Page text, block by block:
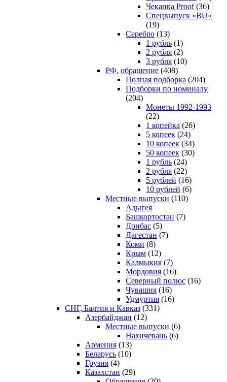
Чеканка Proof(36)
Спецвыпуск «BU»
(19)
Серебро (13)
1 рубль (1)
2 рубля (2)
3 рубля (10)
РФ, обращение (408)
Полная подборка (204)
Подборки по номиналу
(204)
Монеты 1992-1993
(22)
1 копейка (26)
5 копеек (24)
10 копеек (34)
50 копеек (30)
1 рубль (24)
2 рубля (22)
5 рублей (16)
10 рублей (6)
Местные выпуски (110)
Адыгея
Башкортостан (7)
Донбас (5)
Дагестан (7)
Коми (8)
Крым (12)
Калмыкия (7)
Мордовия (16)
Северный полюс (16)
Чувашия (16)
Удмуртия (16)
СНГ, Балтия и Кавказ (331)
Азербайджан (12)
Местные выпуски (6)
Нахичевань (6)
Армения (13)
Беларусь (10)
Грузия (4)
Казахстан (29)